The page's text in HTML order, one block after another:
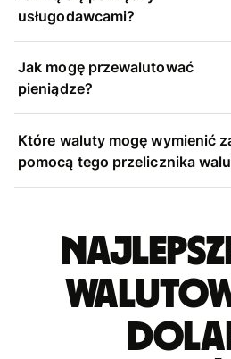
usługodawcami?
Jak mogę przewalutować
pieniądze?
Które waluty mogę wymienić
pomocą tego przelicznika